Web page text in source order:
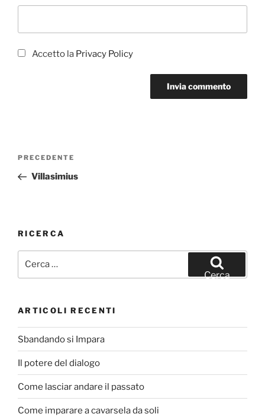
Accetto la Privacy Policy
Navigazione
Articolo
precedente:
PRECEDENTE
Villasimius
RICERCA
Cerca
ARTICOLI RECENTI
Sbandando si Impara
Il potere del dialogo
Come lasciar andare il passato
Come imparare a cavarsela da soli